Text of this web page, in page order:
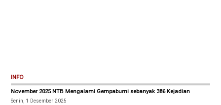
INFO
November 2025 NTB Mengalami Gempabumi sebanyak 386 Kejadian
Senin, 1 Desember 2025